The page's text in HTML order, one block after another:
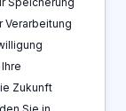
Verarbeitung
Zukunft